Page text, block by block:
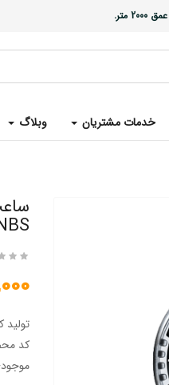
متر.
خدمات مشتریان وبلاگ
تولید
کد